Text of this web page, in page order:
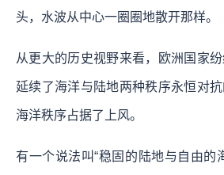
头，水波从中心一圈圈地散开那样。
从更大的历史视野来看，欧洲国家
延续了海洋与陆地两种秩序永恒对
海洋秩序占据了上风。
有一个说法叫“稳固的陆地与自由的